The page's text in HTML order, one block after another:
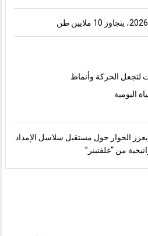
الحركة وأنماط
اليومية
الشارقة للاستثمار 2026” يعزز الحوار حول مستقبل سلاسل الإمداد
من “غلفتينر”